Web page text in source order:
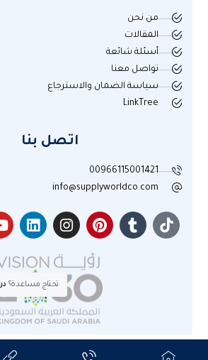
من نحن
المقالات
أسئلة شائعة
تواصل معنا
سياسة الضمان والاسترجاع
LinkTree
اتصل بنا
00966115001421
info@supplyworldco.com
جميع الحقوق محفوظة لموقع عالم التوريد
تحتاج مساعدة؟